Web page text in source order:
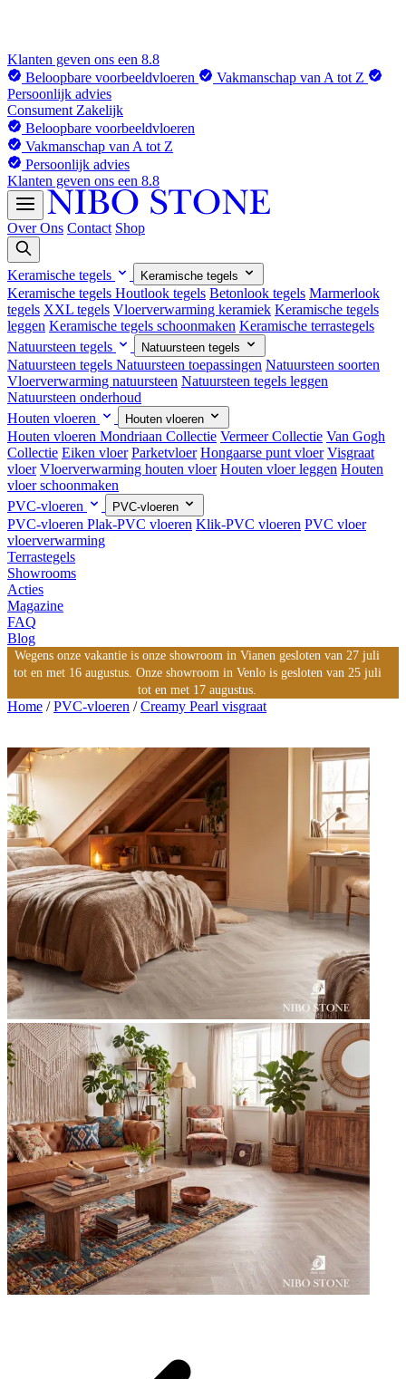
Klanten geven ons een 8.8
Beloopbare voorbeeldvloeren
Vakmanschap van A tot Z
Persoonlijk advies
Consument Zakelijk
Beloopbare voorbeeldvloeren
Vakmanschap van A tot Z
Persoonlijk advies
Klanten geven ons een 8.8
Over Ons Contact Shop
Keramische tegels Keramische tegels
Keramische tegels Houtlook tegels Betonlook tegels Marmerlook
tegels XXL tegels Vloerverwarming keramiek Keramische tegels
leggen Keramische tegels schoonmaken Keramische terrastegels
Natuursteen tegels
Natuursteen tegels
Natuursteen tegels Natuursteen toepassingen Natuursteen soorten
Vloerverwarming natuursteen Natuursteen tegels leggen
Natuursteen onderhoud
Houten vloeren
Houten vloeren
Houten vloeren Mondriaan Collectie Vermeer Collectie Van Gogh
Collectie Eiken vloer Parketvloer Hongaarse punt vloer Visgraat
vloer Vloerverwarming houten vloer Houten vloer leggen Houten
vloer schoonmaken
PVC-vloeren
PVC-vloeren
PVC-vloeren Plak-PVC vloeren Klik-PVC vloeren PVC vloer
vloerverwarming
Terrastegels
Showrooms
Acties
Magazine
FAQ
Blog
Wegens onze vakantie is onze showroom in Vianen gesloten van 27 juli
tot en met 16 augustus. Onze showroom in Venlo is gesloten van 25 juli
tot en met 17 augustus.
Home /PVC-vloeren /Creamy Pearl visgraat